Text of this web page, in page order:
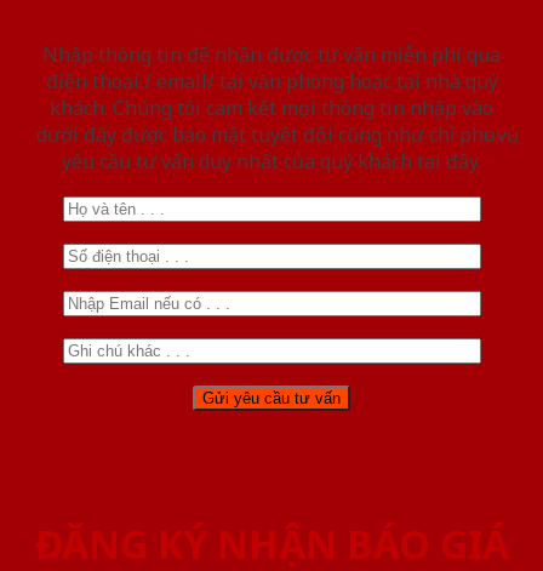
Nhập thông tin để nhận được tư vấn miễn phí qua
điện thoại / email/ tại văn phòng hoặc tại nhà quý
khách. Chúng tôi cam kết mọi thông tin nhập vào
dưới đây được bảo mật tuyệt đối cũng như chỉ phục vụ
yêu cầu tư vấn duy nhất của quý khách tại đây.
ĐĂNG KÝ NHẬN BÁO GIÁ